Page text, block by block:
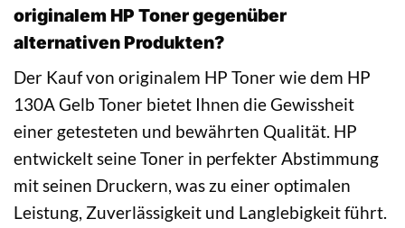
originalem HP Toner gegenüber
alternativen Produkten?
Der Kauf von originalem HP Toner wie dem HP
130A Gelb Toner bietet Ihnen die Gewissheit
einer getesteten und bewährten Qualität. HP
entwickelt seine Toner in perfekter Abstimmung
mit seinen Druckern, was zu einer optimalen
Leistung, Zuverlässigkeit und Langlebigkeit führt.